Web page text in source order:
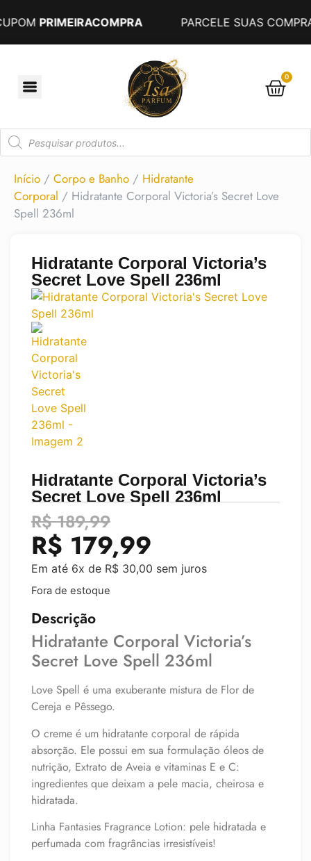
PRIMEIRACOMPRA PARCELE SUAS
0
Início / Corpo e Banho / Hidratante
Corporal / Hidratante Corporal Victoria’s Secret Love
Spell 236ml
Hidratante Corporal Victoria’s
Secret Love Spell 236ml
Hidratante Corporal Victoria’s
Secret Love Spell 236ml
R$189,99
R$ 179,99
Em até 6x de R$ 30,00 sem juros
Fora de estoque
Descrição
Hidratante Corporal Victoria’s
Secret Love Spell 236ml
Love Spell é uma exuberante mistura de Flor de
Cereja e Pêssego.
O creme é um hidratante corporal de rápida
absorção. Ele possui em sua formulação óleos de
nutrição, Extrato de Aveia e vitaminas E e C:
ingredientes que deixam a pele macia, cheirosa e
hidratada.
Linha Fantasies Fragrance Lotion: pele hidratada e
perfumada com fragrâncias irresistíveis!